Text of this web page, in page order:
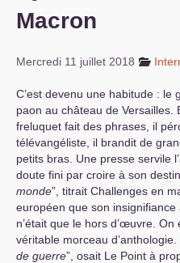
Comprendre...
Vie du site
Macron
Mercredi 11 juillet 2018
C’est devenu une habitude : le
paon au château de Versailles.
freluquet fait des phrases, il
télévangéliste, il brandit de
petits bras. Une presse servile
doute fini par croire à son
monde”, titrait Challenges en
européen que son insignifiance
n’était que le hors d’œuvre.
véritable morceau d’anthologie.
de guerre”, osait Le Point à